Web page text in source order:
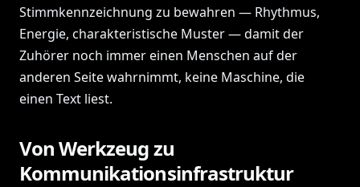
Stimmkennzeichnung zu bewahren — Rhythmus,
Energie, charakteristische Muster — damit der
Zuhörer noch immer einen Menschen auf der
anderen Seite wahrnimmt, keine Maschine, die
einen Text liest.
Von Werkzeug zu
Kommunikationsinfrastruktur